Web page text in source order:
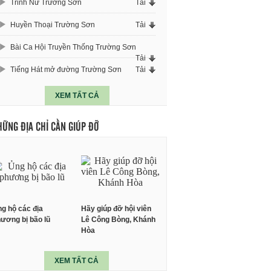
Trinh Nữ Trường Sơn Tải
Huyền Thoại Trường Sơn Tải
Bài Ca Hội Truyền Thống Trường Sơn
Tải
Tiếng Hát mở đường Trường Sơn
Tải
XEM TẤT CẢ
ĐỊA CHỈ CẦN GIÚP ĐỠ
hộ các địa
bị bão lũ
Hãy giúp đỡ hội viên
Lê Công Bòng, Khánh
Hòa
XEM TẤT CẢ